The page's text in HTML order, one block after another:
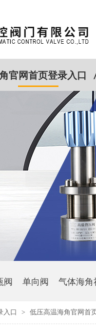
官网首页登录入口
新
阀 单向阀 气体海
入口 > 低压高温海角官网首